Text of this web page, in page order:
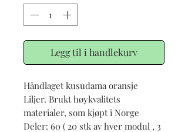
Legg til i handlekurv
Håndlaget kusudama oransje
Liljer. Brukt høykvalitets
materialer, som kjøpt i Norge
Deler: 60 ( 20 stk av hver modul , 3